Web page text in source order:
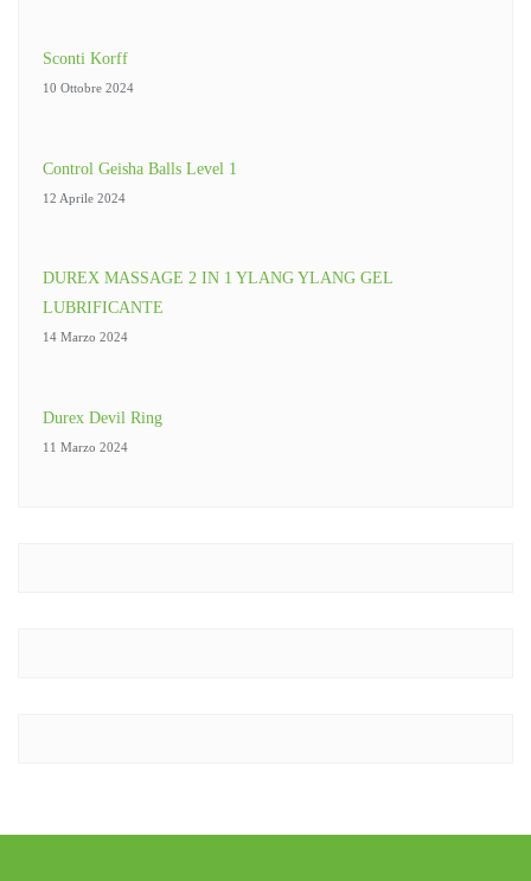
Sconti Korff
10 Ottobre 2024
Control Geisha Balls Level 1
12 Aprile 2024
DUREX MASSAGE 2 IN 1 YLANG YLANG GEL
LUBRIFICANTE
14 Marzo 2024
Durex Devil Ring
11 Marzo 2024